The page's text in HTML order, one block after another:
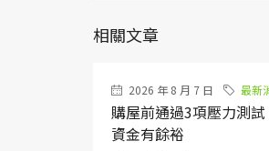
相關文章
2026 年 8 月 7 日 最新
購屋前通過3項壓力測
資金有餘裕